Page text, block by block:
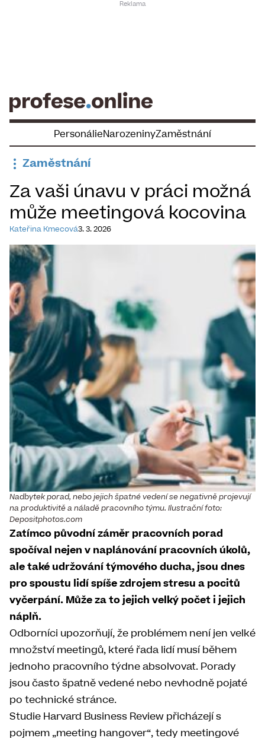
PersonálieNarozeninyZaměstnání
Zaměstnání
Za vaši únavu v práci možná
může meetingová kocovina
Kateřina Kmecová3. 3. 2026
Nadbytek porad, nebo jejich špatné vedení se negativně projevují
na produktivitě a náladě pracovního týmu. Ilustrační foto:
Depositphotos.com
Zatímco původní záměr pracovních porad
spočíval nejen v naplánování pracovních úkolů,
ale také udržování týmového ducha, jsou dnes
pro spoustu lidí spíše zdrojem stresu a pocitů
vyčerpání. Může za to jejich velký počet i jejich
náplň.
Odborníci upozorňují, že problémem není jen velké
množství meetingů, které řada lidí musí během
jednoho pracovního týdne absolvovat. Porady
jsou často špatně vedené nebo nevhodně pojaté
po technické stránce.
Studie Harvard Business Review přicházejí s
pojmem „meeting hangover“, tedy meetingové